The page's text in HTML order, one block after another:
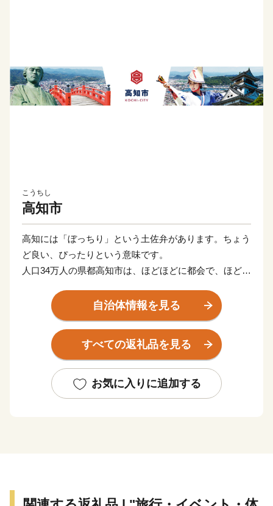
こうちし
高知市
高知には「ぼっちり」という土佐弁があります。ちょう
ど良い、ぴったりという意味です。
人口34万人の県都高知市は、ほどほどに都会で、ほどよ
人が暮らすのにまさに「ぼっちり」の都市サイズです。
市域はかなり広いのですが、市街地としては南北３キ
ロ、東西５キロほど。
そのエリアの中に街の機能がぎゅっと詰まったコンパク
高知の魅力は、近くでとれた新鮮な魚や野菜など、季節
自治体情報を見る
すべての返礼品を見る
お気に入りに追加する